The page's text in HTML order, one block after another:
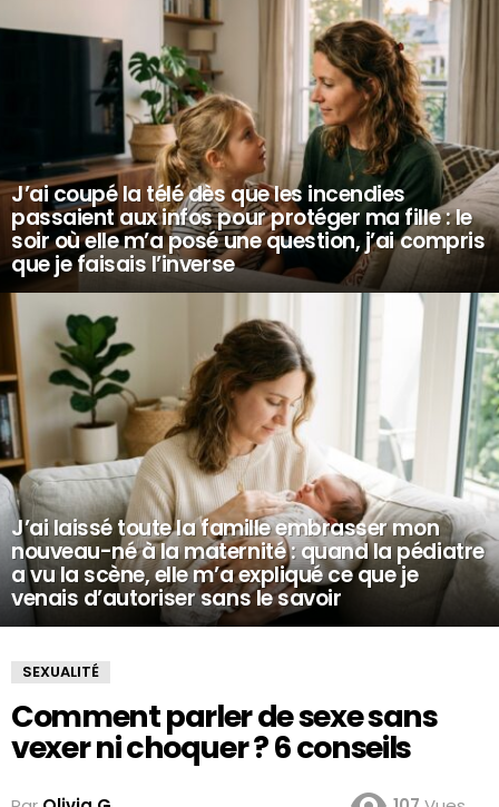
J’ai coupé la télé dès que les incendies
passaient aux infos pour protéger ma fille : le
soir où elle m’a posé une question, j’ai compris
que je faisais l’inverse
J’ai laissé toute la famille embrasser mon
nouveau-né à la maternité : quand la pédiatre
a vu la scène, elle m’a expliqué ce que je
venais d’autoriser sans le savoir
SEXUALITÉ
Comment parler de sexe sans
vexer ni choquer ? 6 conseils